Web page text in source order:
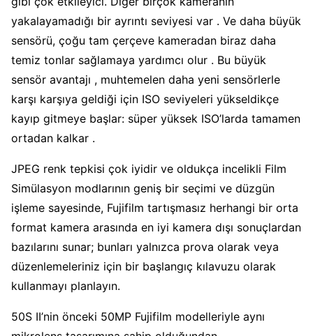
yakalayamadığı bir ayrıntı seviyesi var . Ve daha büyük
sensörü, çoğu tam çerçeve kameradan biraz daha
temiz tonlar sağlamaya yardımcı olur . Bu büyük
sensör avantajı , muhtemelen daha yeni sensörlerle
karşı karşıya geldiği için ISO seviyeleri yükseldikçe
kayıp gitmeye başlar: süper yüksek ISO’larda tamamen
ortadan kalkar .
JPEG renk tepkisi çok iyidir ve oldukça incelikli Film
Simülasyon modlarının geniş bir seçimi ve düzgün
işleme sayesinde, Fujifilm tartışmasız herhangi bir orta
format kamera arasında en iyi kamera dışı sonuçlardan
bazılarını sunar; bunları yalnızca prova olarak veya
düzenlemeleriniz için bir başlangıç ​​kılavuzu olarak
kullanmayı planlayın.
50S II’nin önceki 50MP Fujifilm modelleriyle aynı